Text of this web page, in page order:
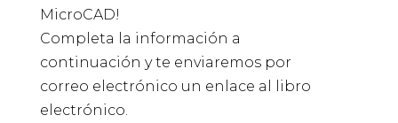
MicroCAD!
Completa la información a
continuación y te enviaremos por
correo electrónico un enlace al libro
electrónico.